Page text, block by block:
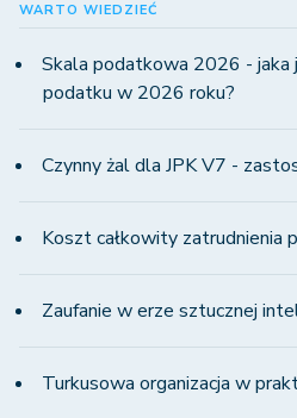
WARTO WIEDZIEĆ
Skala podatkowa 2026 -
podatku w 2026 roku?
Czynny żal dla JPK V7 -
Koszt całkowity zatrudnienia
Zaufanie w erze sztucznej
Turkusowa organizacja w